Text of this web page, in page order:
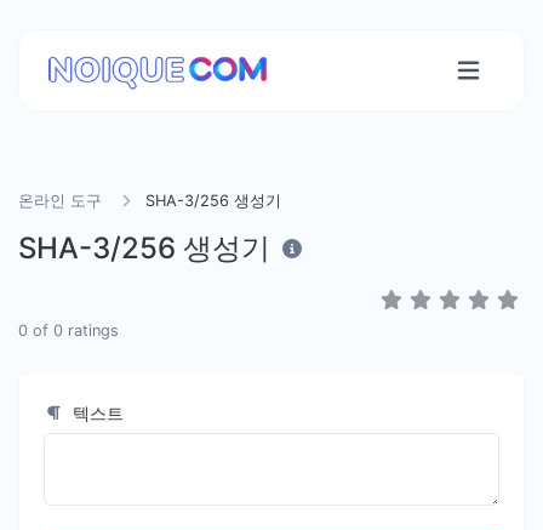
온라인 도구 SHA-3/256 생성기
SHA-3/256 생성기
0 of 0 ratings
텍스트